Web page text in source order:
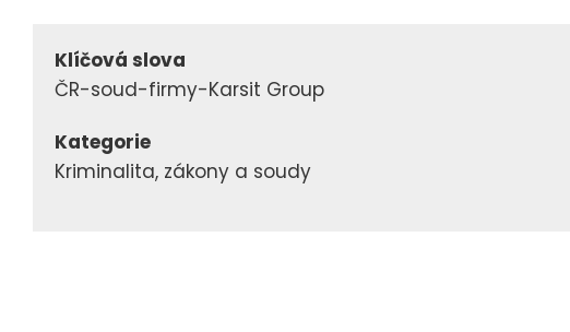
Klíčová slova
ČR-soud-firmy-Karsit Group
Kategorie
Kriminalita, zákony a soudy